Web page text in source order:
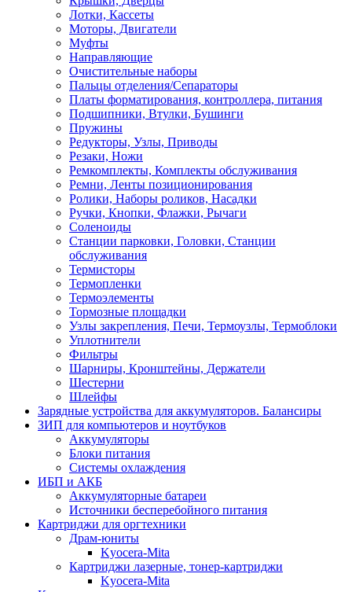
Лотки, Кассеты
Моторы, Двигатели
Муфты
Направляющие
Очистительные наборы
Пальцы отделения/Сепараторы
Платы форматирования, контроллера, питания
Подшипники, Втулки, Бушинги
Пружины
Редукторы, Узлы, Приводы
Резаки, Ножи
Ремкомплекты, Комплекты обслуживания
Ремни, Ленты позиционирования
Ролики, Наборы роликов, Насадки
Ручки, Кнопки, Флажки, Рычаги
Соленоиды
Станции парковки, Головки, Станции
обслуживания
Термисторы
Термопленки
Термоэлементы
Тормозные площадки
Узлы закрепления, Печи, Термоузлы, Термоблоки
Уплотнители
Фильтры
Шарниры, Кронштейны, Держатели
Шестерни
Шлейфы
Зарядные устройства для аккумуляторов. Балансиры
ЗИП для компьютеров и ноутбуков
Аккумуляторы
Блоки питания
Системы охлаждения
ИБП и АКБ
Аккумуляторные батареи
Источники бесперебойного питания
Картриджи для оргтехники
Драм-юниты
Kyocera-Mita
Картриджи лазерные, тонер-картриджи
Kyocera-Mita